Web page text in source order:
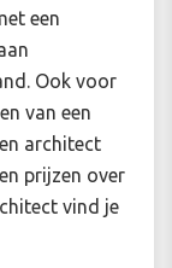
een
Ook voor
van een
architect
prijzen over
vind je